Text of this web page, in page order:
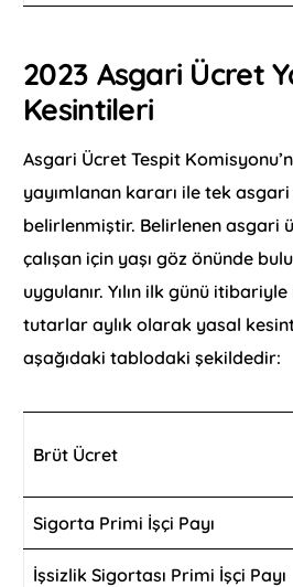
2023 Asgari Ücret
Kesintileri
Asgari Ücret Tespit
yayımlanan kararı ile tek
belirlenmiştir. Belirlenen asgari
çalışan için yaşı göz önünde
uygulanır. Yılın ilk günü
tutarlar aylık olarak yasal
aşağıdaki tablodaki şekildedir:
Brüt Ücret
Sigorta Primi İşçi Payı
İşsizlik Sigortası Primi İşçi Payı